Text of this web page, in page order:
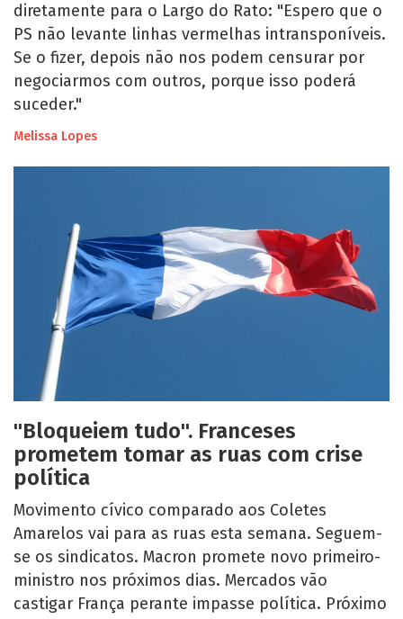
diretamente para o Largo do Rato: "Espero que o
PS não levante linhas vermelhas intransponíveis.
Se o fizer, depois não nos podem censurar por
negociarmos com outros, porque isso poderá
suceder."
Melissa Lopes
"Bloqueiem tudo". Franceses
prometem tomar as ruas com crise
política
Movimento cívico comparado aos Coletes
Amarelos vai para as ruas esta semana. Seguem-
se os sindicatos. Macron promete novo primeiro-
ministro nos próximos dias. Mercados vão
castigar França perante impasse política. Próximo